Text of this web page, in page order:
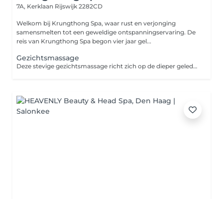
7A, Kerklaan Rijswijk 2282CD
Welkom bij Krungthong Spa, waar rust en verjonging
samensmelten tot een geweldige ontspanningservaring. De
reis van Krungthong Spa begon vier jaar gel...
Gezichtsmassage
Deze stevige gezichtsmassage richt zich op de dieper geleden huidlagen. Hierdoor worden doorbloeding, huidvernieuwing en aanmaak van collageen en elastine gestimuleerd. Deze massage heeft zo een huidverbeterend effect en helpt bij het verminderen van rimpels en het behandelen van bepaalde huidproblemen. Voor een optimaal resultaat is het aan te raden een kuur van meerdere behandelingen te volgen.